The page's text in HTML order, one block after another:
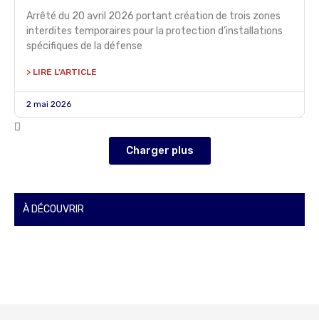
Arrêté du 20 avril 2026 portant création de trois zones
interdites temporaires pour la protection d’installations
spécifiques de la défense
> LIRE L'ARTICLE
2 mai 2026
Charger plus
À DÉCOUVRIR